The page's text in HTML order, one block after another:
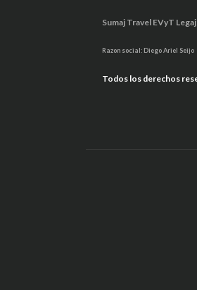
Sumaj Travel EVyT
Razon social: Diego Ariel Seijo
Todos los derechos